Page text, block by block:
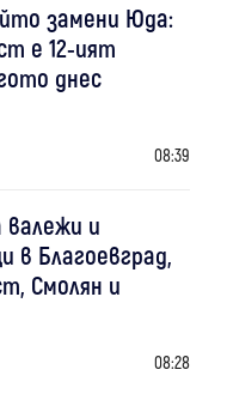
замени Юда:
е 12-ият
днес
08:39
и
в Благоевград,
Смолян и
08:28